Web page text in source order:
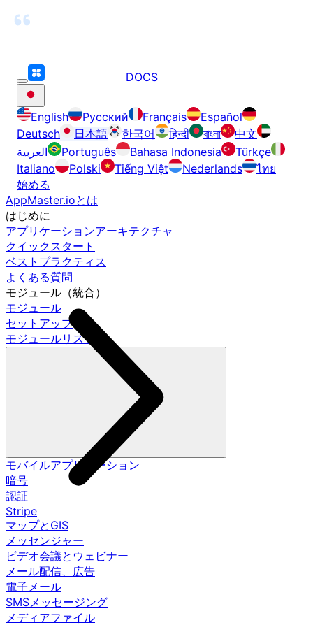
DOCS
English Русский Français
Español
Deutsch
日本語 한국어 हिन्दी বাংলা
中文
العربية
Português Bahasa Indonesia
Türkçe
Italiano
Polski Tiếng Việt Nederlands
ไทย
始める
AppMaster.ioとは
はじめに
アプリケーションアーキテクチャ
クイックスタート
ベストプラクティス
よくある質問
モジュール（統合）
モジュール
セットアップ
モジュールリスト
モバイルアプリケーション
暗号
認証
Stripe
マップとGIS
メッセンジャー
ビデオ会議とウェビナー
メール配信、広告
電子メール
SMSメッセージング
メディアファイル